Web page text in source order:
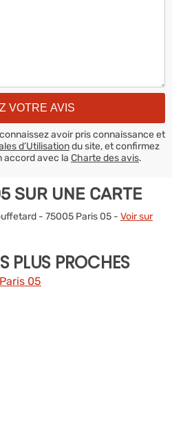
avoir pris connaissance et
d’Utilisationdu site, et confirmez
accord avec la Charte des avis.
SUR UNE CARTE
- 75005 Paris 05 - Voir sur
PLUS PROCHES
05